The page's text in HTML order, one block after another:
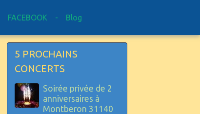
FACEBOOK - Blog
5 PROCHAINS
CONCERTS
Soirée privée de 2
anniversaires à
Montberon 31140